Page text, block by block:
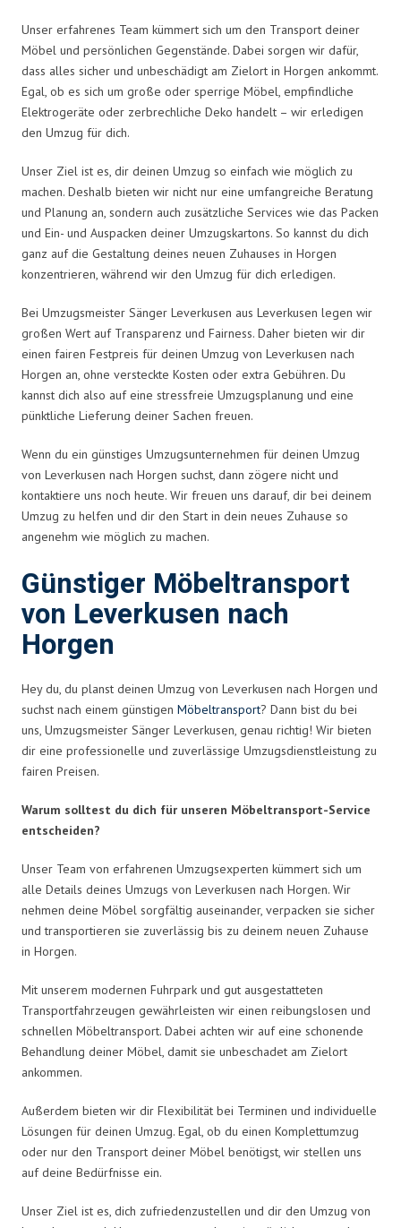
Unser erfahrenes Team kümmert sich um den Transport deiner
Möbel und persönlichen Gegenstände. Dabei sorgen wir dafür,
dass alles sicher und unbeschädigt am Zielort in Horgen ankommt.
Egal, ob es sich um große oder sperrige Möbel, empfindliche
Elektrogeräte oder zerbrechliche Deko handelt – wir erledigen
den Umzug für dich.
Unser Ziel ist es, dir deinen Umzug so einfach wie möglich zu
machen. Deshalb bieten wir nicht nur eine umfangreiche Beratung
und Planung an, sondern auch zusätzliche Services wie das Packen
und Ein- und Auspacken deiner Umzugskartons. So kannst du dich
ganz auf die Gestaltung deines neuen Zuhauses in Horgen
konzentrieren, während wir den Umzug für dich erledigen.
Bei Umzugsmeister Sänger Leverkusen aus Leverkusen legen wir
großen Wert auf Transparenz und Fairness. Daher bieten wir dir
einen fairen Festpreis für deinen Umzug von Leverkusen nach
Horgen an, ohne versteckte Kosten oder extra Gebühren. Du
kannst dich also auf eine stressfreie Umzugsplanung und eine
pünktliche Lieferung deiner Sachen freuen.
Wenn du ein günstiges Umzugsunternehmen für deinen Umzug
von Leverkusen nach Horgen suchst, dann zögere nicht und
kontaktiere uns noch heute. Wir freuen uns darauf, dir bei deinem
Umzug zu helfen und dir den Start in dein neues Zuhause so
angenehm wie möglich zu machen.
Günstiger Möbeltransport
von Leverkusen nach
Horgen
Hey du, du planst deinen Umzug von Leverkusen nach Horgen und
suchst nach einem günstigen Möbeltransport? Dann bist du bei
uns, Umzugsmeister Sänger Leverkusen, genau richtig! Wir bieten
dir eine professionelle und zuverlässige Umzugsdienstleistung zu
fairen Preisen.
Warum solltest du dich für unseren Möbeltransport-Service
entscheiden?
Unser Team von erfahrenen Umzugsexperten kümmert sich um
alle Details deines Umzugs von Leverkusen nach Horgen. Wir
nehmen deine Möbel sorgfältig auseinander, verpacken sie sicher
und transportieren sie zuverlässig bis zu deinem neuen Zuhause
in Horgen.
Mit unserem modernen Fuhrpark und gut ausgestatteten
Transportfahrzeugen gewährleisten wir einen reibungslosen und
schnellen Möbeltransport. Dabei achten wir auf eine schonende
Behandlung deiner Möbel, damit sie unbeschadet am Zielort
ankommen.
Außerdem bieten wir dir Flexibilität bei Terminen und individuelle
Lösungen für deinen Umzug. Egal, ob du einen Komplettumzug
oder nur den Transport deiner Möbel benötigst, wir stellen uns
auf deine Bedürfnisse ein.
Unser Ziel ist es, dich zufriedenzustellen und dir den Umzug von